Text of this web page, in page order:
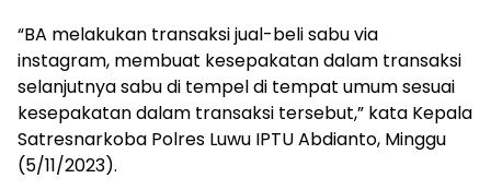
“BA melakukan transaksi jual-beli sabu via
instagram, membuat kesepakatan dalam transaksi
selanjutnya sabu di tempel di tempat umum sesuai
kesepakatan dalam transaksi tersebut,” kata Kepala
Satresnarkoba Polres Luwu IPTU Abdianto, Minggu
(5/11/2023).